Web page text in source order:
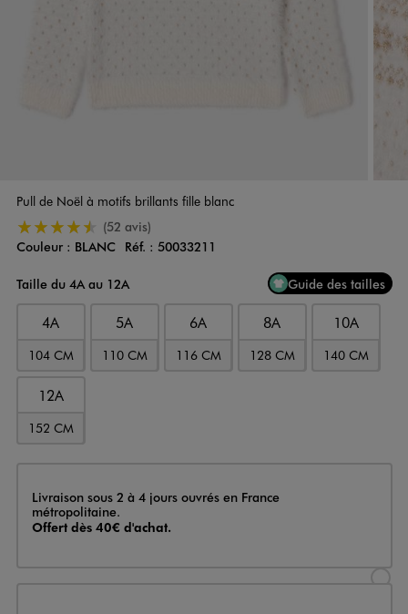
Pull de Noël à motifs brillants fille blanc
4.5/5 de moyenne
(52 avis)
Couleur
Couleur : BLANC Réf. : 50033211
Taille du 4A au 12A
Guide des tailles
4A
104 CM
5A
110 CM
6A
116 CM
8A
128 CM
10A
140 CM
12A
152 CM
Livraison
Livraison sous 2 à 4 jours ouvrés en France
métropolitaine.
Offert dès 40€ d'achat.